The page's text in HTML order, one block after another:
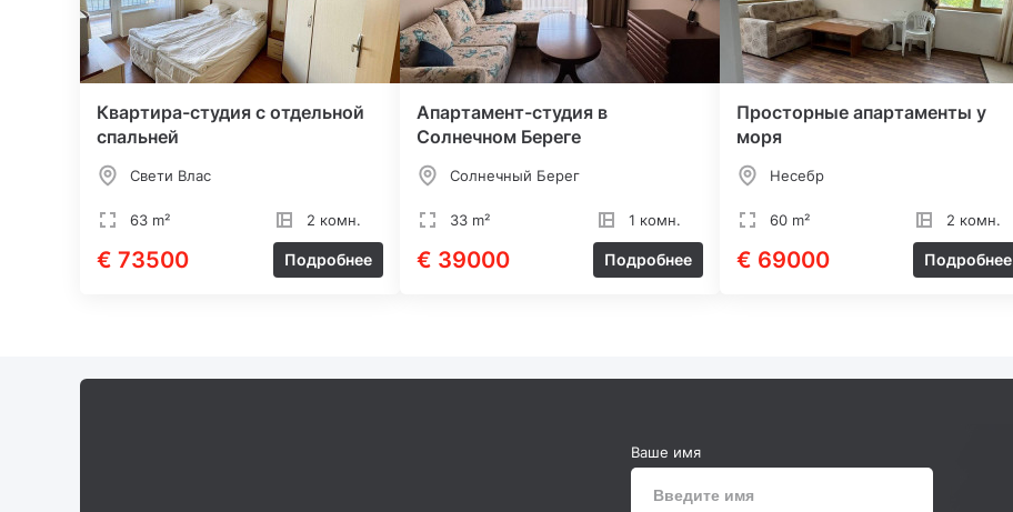
Квартира-студия с отдельной
спальней
Свети Влас
63 m² 2 комн.
€ 73500 Подробнее
Апартамент-студия в
Солнечном Береге
Солнечный Берег
33 m² 1 комн.
€ 39000 Подробнее
Просторные апартаменты у
моря
Несебр
60 m² 2 комн.
€ 69000 Подробнее
Ваше имя